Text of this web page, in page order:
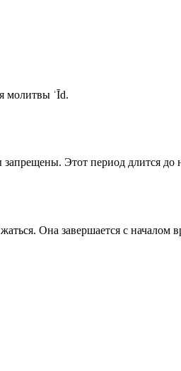
молитвы ʿĪd.
Этот период длится до
Она завершается с